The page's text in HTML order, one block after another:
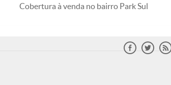
Cobertura à venda no bairro Park Sul